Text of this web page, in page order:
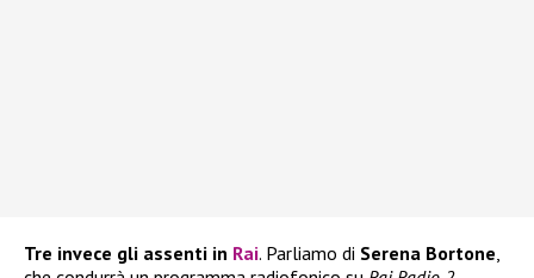
Tre invece gli assenti in Rai. Parliamo di Serena Bortone,